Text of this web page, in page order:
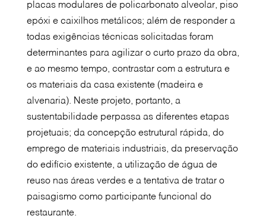
placas modulares de policarbonato alveolar, piso
epóxi e caixilhos metálicos; além de responder a
todas exigências técnicas solicitadas foram
determinantes para agilizar o curto prazo da obra,
e ao mesmo tempo, contrastar com a estrutura e
os materiais da casa existente (madeira e
alvenaria). Neste projeto, portanto, a
sustentabilidade perpassa as diferentes etapas
projetuais; da concepção estrutural rápida, do
emprego de materiais industriais, da preservação
do edifício existente, a utilização de água de
reuso nas áreas verdes e a tentativa de tratar o
paisagismo como participante funcional do
restaurante.